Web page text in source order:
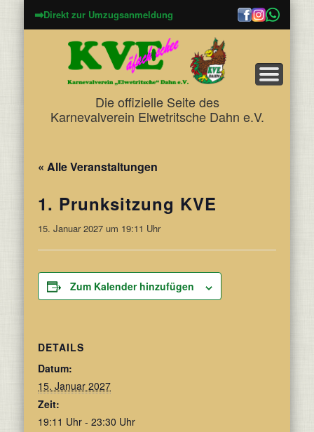
➡Direkt zur Umzugsanmeldung
Die offizielle Seite des
Karnevalverein Elwetritsche Dahn e.V.
« Alle Veranstaltungen
1. Prunksitzung KVE
15. Januar 2027 um 19:11 Uhr
Zum Kalender hinzufügen
DETAILS
Datum:
15. Januar 2027
Zeit:
19:11 Uhr - 23:30 Uhr